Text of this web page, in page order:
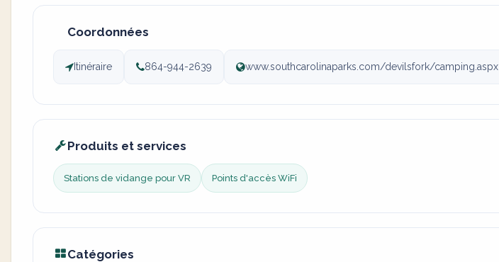
Coordonnées
Itinéraire 864-944-2639 www.southcarolinaparks.com/devilsfork/camping.aspx
Produits et services
Stations de vidange pour VR Points d'accès WiFi
Catégories